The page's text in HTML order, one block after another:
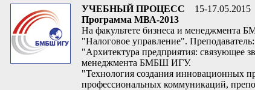
УЧЕБНЫЙ ПРОЦЕСС
15-17.05.2015
Программа МВА-2013
На факультете бизнеса и менеджмента
"Налоговое управление".
"Архитектура предприятия: связующее
менеджмента БМБШ ИГУ.
"Технология создания инновационных
профессиональных коммуникаций,